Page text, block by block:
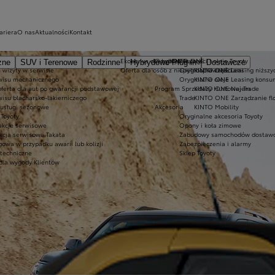
SUV i Terenowe Rodzinne Hybrydowe Plug-in
Dostawcze
Ekobonus dla hybryd Toyoty
Oferta dla osób z niepełnosprawnościami
KINTO ONE
KINTO ONE Leasing
KINTO ONE Leasing
KINTO ONE Najem
KINTO ONE Zarządzanie
KINTO Mobility
wizyty w serwisie
mechanicznego
dla aut po gwarancji podstawowej
blacharsko-lakierniczego
sezonowe
serwisowe
serwisowa Takata
w przypadku awarii lub kolizji
wygody Klientów
Oryginalne części i oleje Toyoty
Oryginalne części
Oryginalne oleje
Program Sprzedaży Hurtowej Trade
Trade
Akcesoria
Oryginalne akcesoria Toyoty
Opony i koła zimowe
Zabudowy samochodów
Zabezpieczenia i alarmy
Sklep Toyoty
O nasAktualnościKontakt